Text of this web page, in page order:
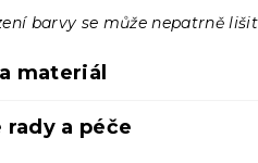
barvy se může nepatrně
materiál
a péče